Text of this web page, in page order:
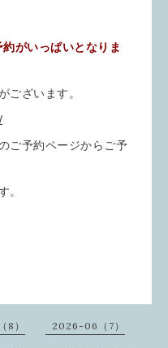
がいっぱいとなりま
ございます。
ご予約ページからご予
。
8） 2026-06（7）